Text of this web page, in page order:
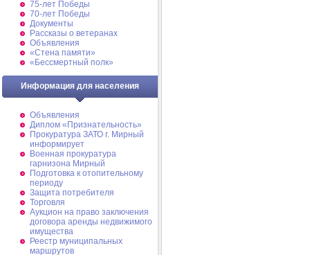
75-лет Победы
70-лет Победы
Документы
Рассказы о ветеранах
Объявления
«Стена памяти»
«Бессмертный полк»
Информация для населения
Объявления
Диплом «Признательность»
Прокуратура ЗАТО г. Мирный
информирует
Военная прокуратура
гарнизона Мирный
Подготовка к отопительному
периоду
Защита потребителя
Торговля
Аукцион на право заключения
договора аренды недвижимого
имущества
Реестр муниципальных
маршрутов